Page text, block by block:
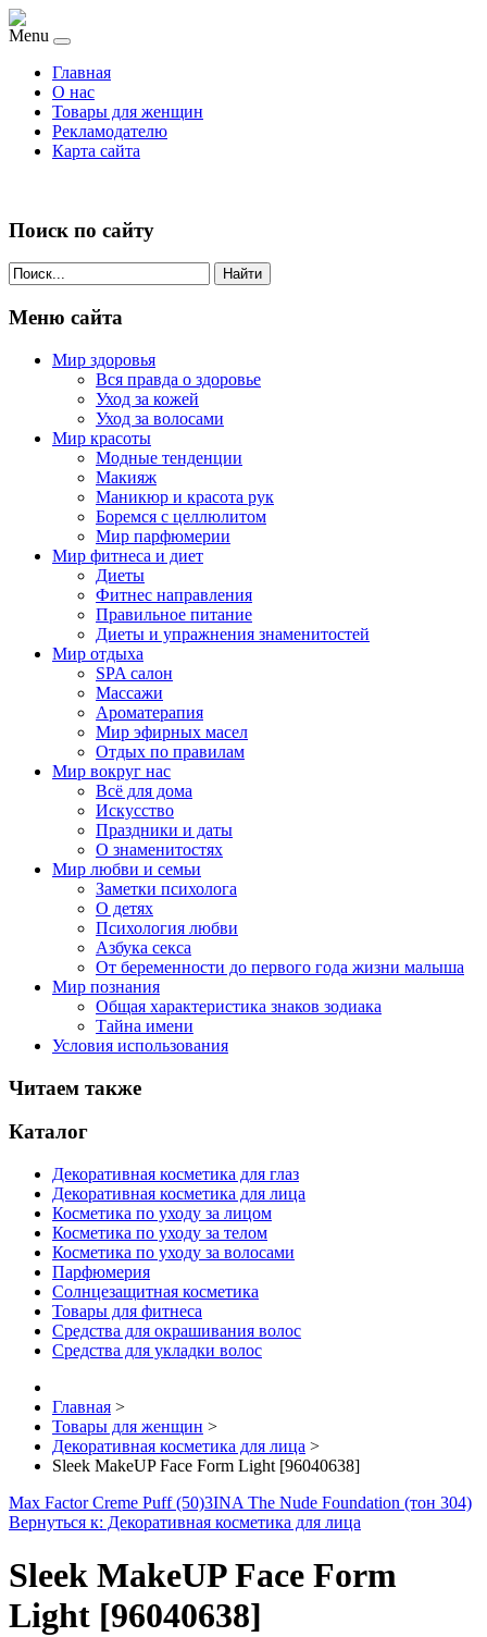
Menu
Главная
О нас
Товары для женщин
Рекламодателю
Карта сайта
Поиск по сайту
Найти
Меню сайта
Мир здоровья
Вся правда о здоровье
Уход за кожей
Уход за волосами
Мир красоты
Модные тенденции
Макияж
Маникюр и красота рук
Боремся с целлюлитом
Мир парфюмерии
Мир фитнеса и диет
Диеты
Фитнес направления
Правильное питание
Диеты и упражнения знаменитостей
Мир отдыха
SPA салон
Массажи
Ароматерапия
Мир эфирных масел
Отдых по правилам
Мир вокруг нас
Всё для дома
Искусство
Праздники и даты
О знаменитостях
Мир любви и семьи
Заметки психолога
О детях
Психология любви
Азбука секса
От беременности до первого года жизни малыша
Мир познания
Общая характеристика знаков зодиака
Тайна имени
Условия использования
Читаем также
Каталог
Декоративная косметика для глаз
Декоративная косметика для лица
Косметика по уходу за лицом
Косметика по уходу за телом
Косметика по уходу за волосами
Парфюмерия
Солнцезащитная косметика
Товары для фитнеса
Средства для окрашивания волос
Средства для укладки волос
Главная >
Товары для женщин >
Декоративная косметика для лица >
Sleek MakeUP Face Form Light [96040638]
Max Factor Creme Puff (50)3INA The Nude Foundation (тон 304)
Вернуться к: Декоративная косметика для лица
Sleek MakeUP Face Form
Light [96040638]